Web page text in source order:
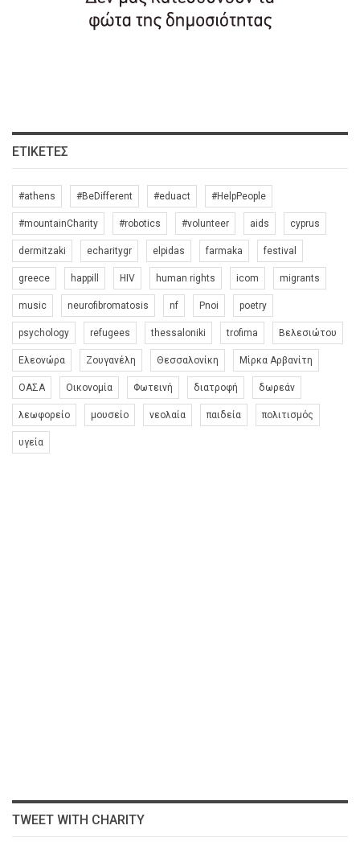
ΕΤΙΚΈΤΕΣ
#athens #BeDifferent #eduact #HelpPeople
#mountainCharity #robotics #volunteer aids cyprus
dermitzaki echaritygr elpidas farmaka festival
greece happill HIV human rights icom migrants
music neurofibromatosis nf Pnoi poetry
psychology refugees thessaloniki trofima Βελεσιώτου
Ελεονώρα Ζουγανέλη Θεσσαλονίκη Μίρκα Αρβανίτη
ΟΑΣΑ Οικονομία Φωτεινή διατροφή δωρεάν
λεωφορείο μουσείο νεολαία παιδεία πολιτισμός
υγεία
TWEET WITH CHARITY